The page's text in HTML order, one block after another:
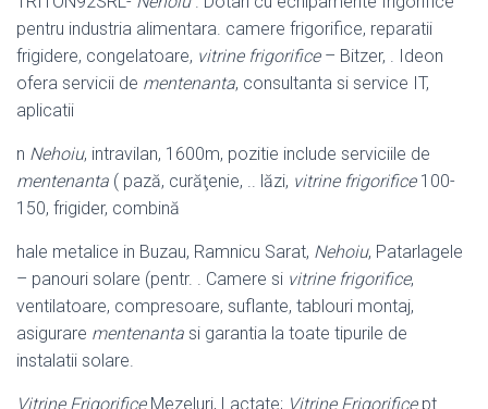
pentru industria alimentara. camere frigorifice, reparatii
frigidere, congelatoare, vitrine frigorifice– Bitzer, . Ideon
ofera servicii de mentenanta, consultanta si service IT,
aplicatii
n Nehoiu, intravilan, 1600m, pozitie include serviciile de
mentenanta ( pază, curăţenie, .. lăzi, vitrine frigorifice100-
150, frigider, combină
hale metalice in Buzau, Ramnicu Sarat, Nehoiu, Patarlagele
– panouri solare (pentr. . Camere si vitrine frigorifice,
ventilatoare, compresoare, suflante, tablouri montaj,
asigurare mentenanta si garantia la toate tipurile de
instalatii solare.
Vitrine FrigorificeMezeluri, Lactate; Vitrine Frigorificept